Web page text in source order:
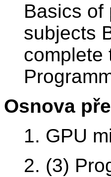
Basics of
subjects
complete
Osnova
1. GPU
2. (3)